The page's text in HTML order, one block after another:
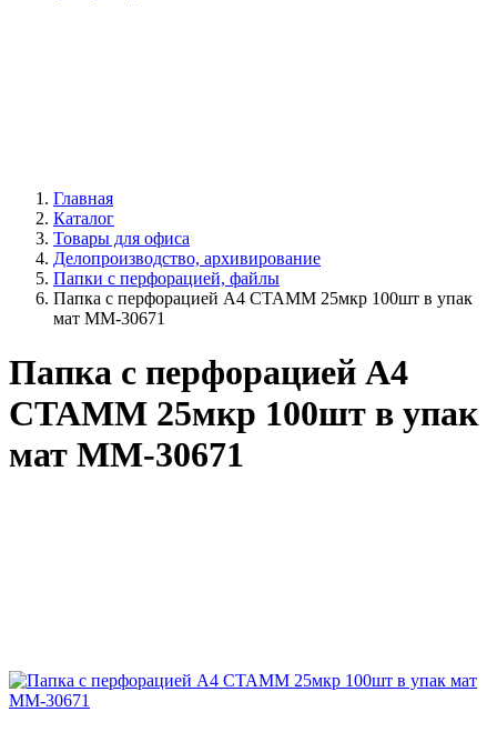
Главная
Каталог
Товары для офиса
Делопроизводство, архивирование
Папки с перфорацией, файлы
Папка с перфорацией А4 СТАММ 25мкр 100шт в упак
мат ММ-30671
Папка с перфорацией А4
СТАММ 25мкр 100шт в упак
мат ММ-30671